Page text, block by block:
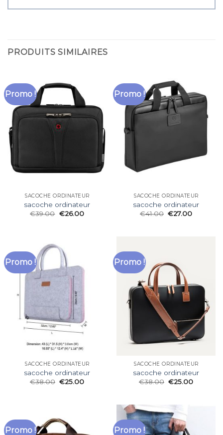
PRODUITS SIMILAIRES
Promo !
SACOCHE ORDINATEUR
sacoche ordinateur
€39.00 €26.00
Promo !
SACOCHE ORDINATEUR
sacoche ordinateur
€41.00 €27.00
Promo !
SACOCHE ORDINATEUR
sacoche ordinateur
€38.00 €25.00
Promo !
SACOCHE ORDINATEUR
sacoche ordinateur
€38.00 €25.00
Promo ! Promo !